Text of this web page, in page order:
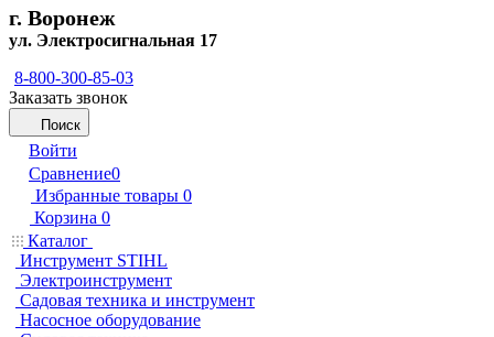
г. Воронеж
ул. Электросигнальная 17
8-800-300-85-03
Заказать звонок
Поиск
Войти
Сравнение0
Избранные товары 0
Корзина 0
Каталог
Инструмент STIHL
Электроинструмент
Садовая техника и инструмент
Насосное оборудование